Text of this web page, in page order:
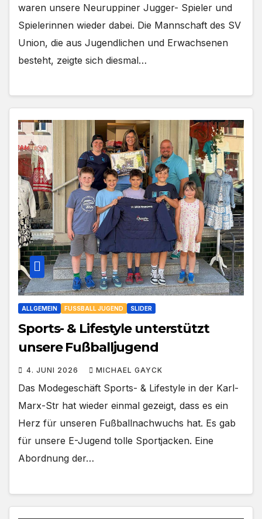
waren unsere Neuruppiner Jugger- Spieler und
Spielerinnen wieder dabei. Die Mannschaft des SV
Union, die aus Jugendlichen und Erwachsenen
besteht, zeigte sich diesmal…
ALLGEMEIN FUSSBALL JUGEND SLIDER
Sports- & Lifestyle unterstützt
unsere Fußballjugend
4. JUNI 2026 MICHAEL GAYCK
Das Modegeschäft Sports- & Lifestyle in der Karl-
Marx-Str hat wieder einmal gezeigt, dass es ein
Herz für unseren Fußballnachwuchs hat. Es gab
für unsere E-Jugend tolle Sportjacken. Eine
Abordnung der…